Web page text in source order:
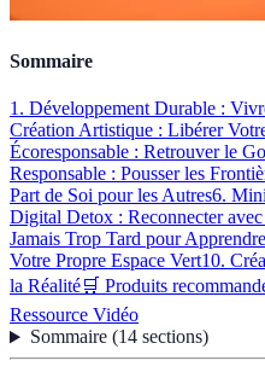
Sommaire
1. Développement Durable :
Création Artistique : Libérer
Écoresponsable : Retrouver le
Responsable : Pousser les
Part de Soi pour les Autres6.
Digital Detox : Reconnecter
Jamais Trop Tard pour Apprendre
Votre Propre Espace Vert10.
la Réalité🛒 Produits
Ressource Vidéo
Sommaire(14 sections)